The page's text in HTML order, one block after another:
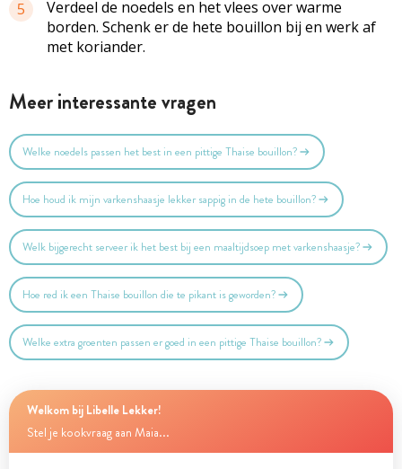
5
Verdeel de noedels en het vlees over warme
borden. Schenk er de hete bouillon bij en werk af
met koriander.
Meer interessante vragen
Welke noedels passen het best in een pittige Thaise bouillon?
Hoe houd ik mijn varkenshaasje lekker sappig in de hete bouillon?
Welk bijgerecht serveer ik het best bij een maaltijdsoep met varkenshaasje?
Hoe red ik een Thaise bouillon die te pikant is geworden?
Welke extra groenten passen er goed in een pittige Thaise bouillon?
Welkom bij Libelle Lekker!
Stel je kookvraag aan Maia...